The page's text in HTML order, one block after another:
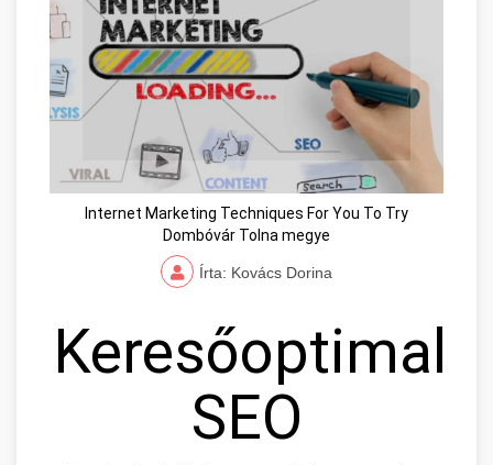
Internet Marketing Techniques For You To Try
Dombóvár Tolna megye
Írta: Kovács Dorina
SEO